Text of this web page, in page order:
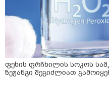
ფეხის ფრჩხილის სოკოს
ზეჟანგი შეგიძლიათ